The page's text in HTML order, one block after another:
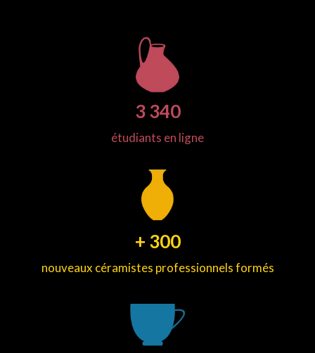
3 340
étudiants en ligne
+ 300
nouveaux céramistes professionnels formés